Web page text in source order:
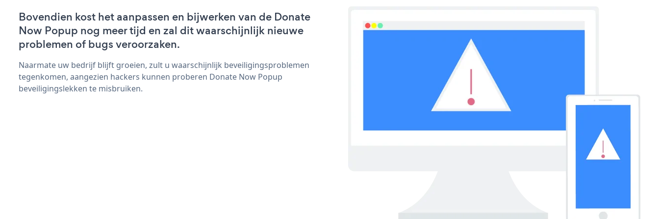
Bovendien kost het aanpassen en bijwerken van de Donate
Now Popup nog meer tijd en zal dit waarschijnlijk nieuwe
problemen of bugs veroorzaken.
Naarmate uw bedrijf blijft groeien, zult u waarschijnlijk beveiligingsproblemen
tegenkomen, aangezien hackers kunnen proberen Donate Now Popup
beveiligingslekken te misbruiken.